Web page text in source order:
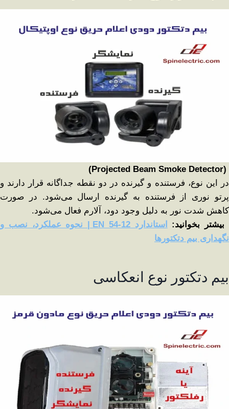
(Projected Beam Smoke Detector)
در این نوع، فرستنده و گیرنده در دو نقطه جداگانه قرار دارند و
پرتو نوری از فرستنده به گیرنده ارسال می‌شود. در صورت
کاهش شدت نور به دلیل وجود دود، آلارم فعال می‌شود.
بیشتر بخوانید:
استاندارد EN 54-12 | نحوه عملکرد، نصب و
نگهداری بیم دتکتورها
بیم دتکتور نوع انعکاسی